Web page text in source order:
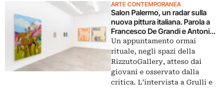
ARTE CONTEMPORANEA
Salon Palermo, un radar sulla
nuova pittura italiana. Parola a
Francesco De Grandi e Antonio
Grulli
Un appuntamento ormai
rituale, negli spazi della
RizzutoGallery, atteso dai
giovani e osservato dalla
critica. L’intervista a Grulli e